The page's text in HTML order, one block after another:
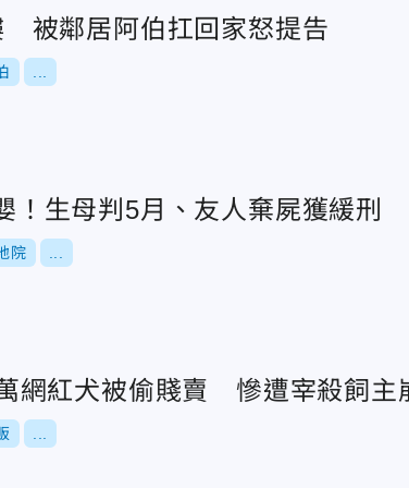
被鄰居阿伯扛回家怒提告
！生母判5月、友人棄屍獲緩刑
院
網紅犬被偷賤賣 慘遭宰殺飼主